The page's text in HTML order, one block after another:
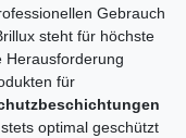
Gebrauch
steht für höchste
Herausforderung
für
optimal geschützt